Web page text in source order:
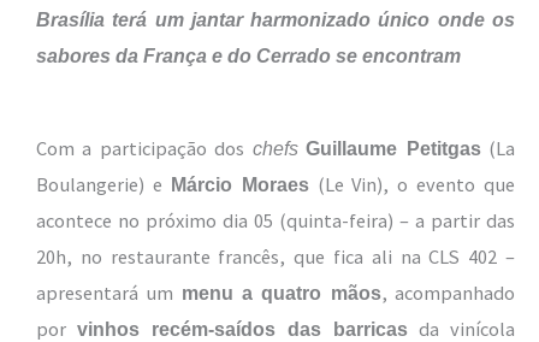
Brasília terá um jantar harmonizado único onde os
sabores da França e do Cerrado se encontram
Com a participação dos chefs Guillaume Petitgas(La
Boulangerie) e Márcio Moraes(Le Vin), o evento que
acontece no próximo dia 05 (quinta-feira) – a partir das
20h, no restaurante francês, que fica ali na CLS 402 –
apresentará um menu a quatro mãos, acompanhado
por vinhos recém-saídos das barricas da vinícola